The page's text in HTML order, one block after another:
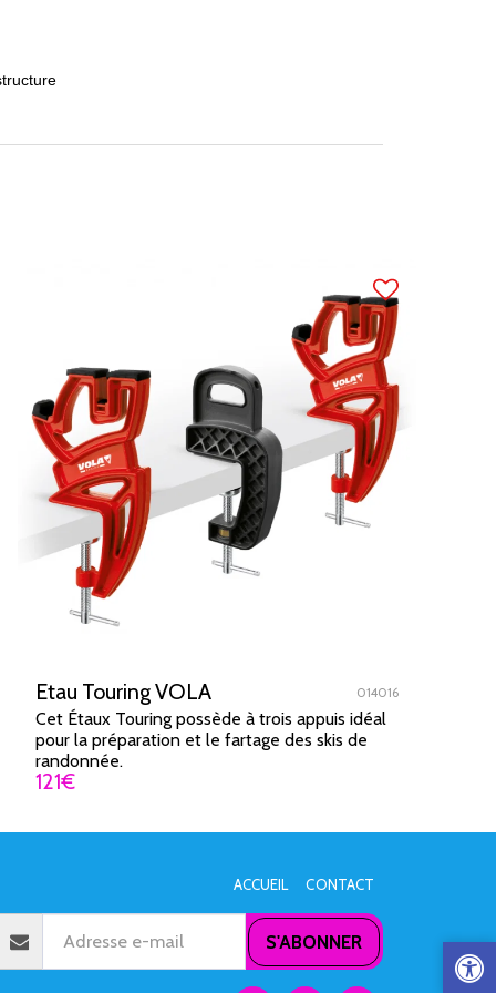
Etau Touring VOLA 014016
Cet Étaux Touring possède à trois appuis idéal
pour la préparation et le fartage des skis de
randonnée.
121€
ACCUEIL CONTACT
S'ABONNER